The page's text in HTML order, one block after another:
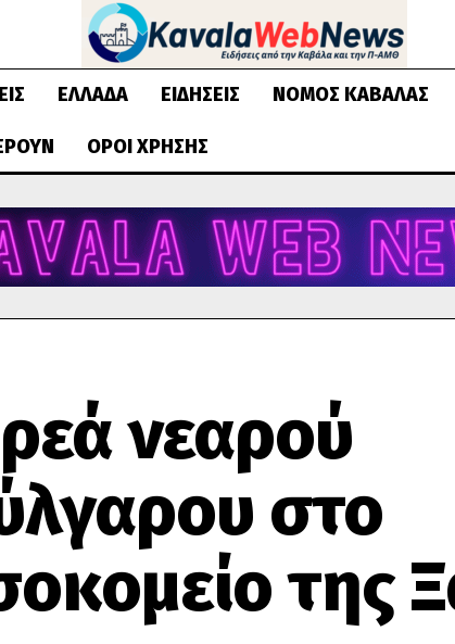
ΕΛΛΆΔΑ ΕΙΔΉΣΕΙΣ ΝΟΜΌΣ ΚΑΒΆΛΑΣ
ΌΡΟΙ ΧΡΉΣΗΣ
νεαρού
στο
της